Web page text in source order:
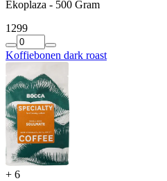
Ekoplaza - 500 Gram
1299
Koffiebonen dark roast
+ 6